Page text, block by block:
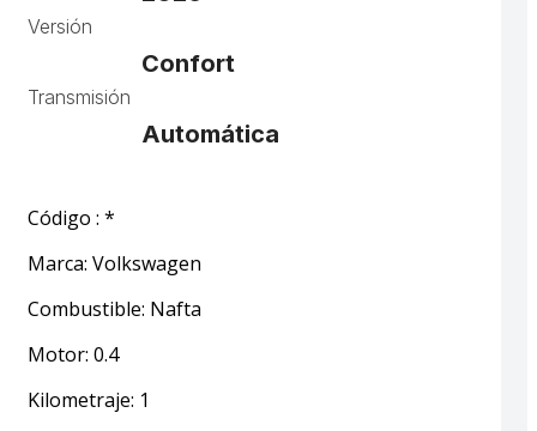
Versión
Confort
Transmisión
Automática
Código : *
Marca: Volkswagen
Combustible: Nafta
Motor: 0.4
Kilometraje: 1